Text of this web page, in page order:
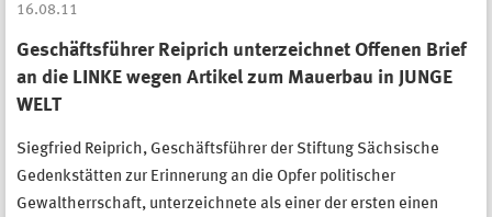
16.08.11
Geschäftsführer Reiprich unterzeichnet Offenen Brief
an die LINKE wegen Artikel zum Mauerbau in JUNGE
WELT
Siegfried Reiprich, Geschäftsführer der Stiftung Sächsische
Gedenkstätten zur Erinnerung an die Opfer politischer
Gewaltherrschaft, unterzeichnete als einer der ersten einen